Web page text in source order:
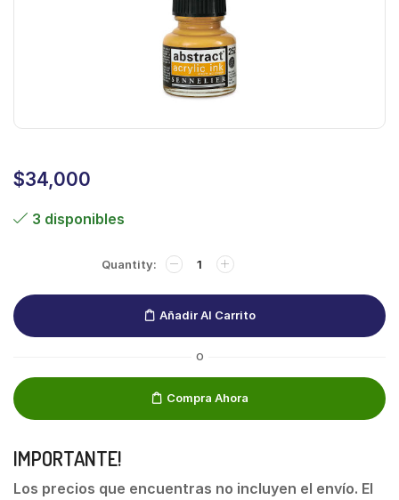
$34,000
3 disponibles
Añadir Al Carrito
O
Compra Ahora
IMPORTANTE!
Los precios que encuentras no incluyen el envío. El